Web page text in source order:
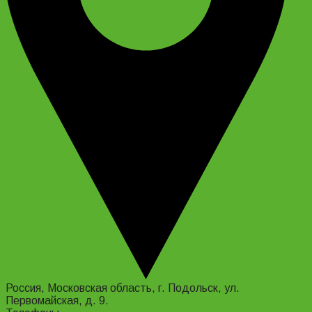
Россия, Московская область, г. Подольск, ул.
Первомайская, д. 9.